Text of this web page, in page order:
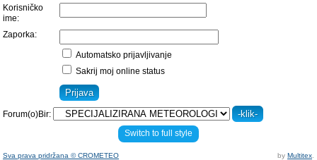
Korisničko
ime:
Zaporka:
Automatsko prijavljivanje
Sakrij moj online status
Forum(o)Bir:
Switch to full style
Sva prava pridržana © CROMETEO by Multitex